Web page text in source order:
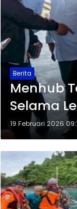
Berita
Menhub
Selama
19 Februari 2026